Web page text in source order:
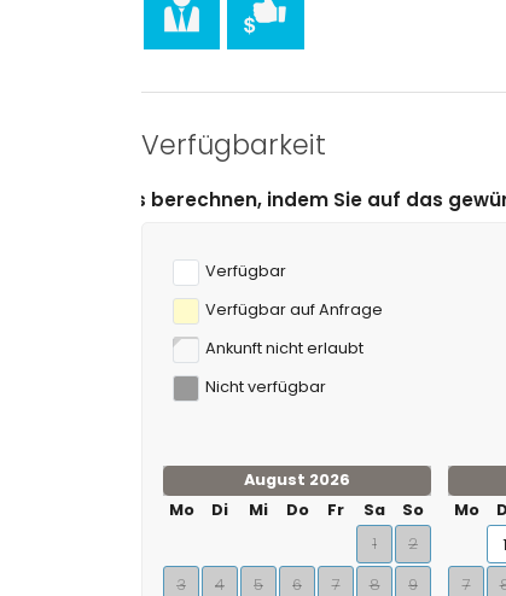
Verfügbarkeit
indem Sie auf das gewünschte An- und
Verfügbar
Verfügbar auf Anfrage
Ankunft nicht erlaubt
Nicht verfügbar
August 2026
Mo
Di Mi Do Fr Sa
So
1
2
3
4 5 6 7 8
9
Mo
1
7